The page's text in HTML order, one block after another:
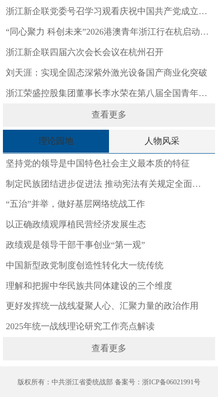
浙江新企联党委号召学习观看庆祝中国共产党成立105周年大会直...
“同心聚力 科创未来”2026港澳青年浙江行在杭启动 浙江新...
浙江新企联四届六次会长会议在杭州召开
刘天涯：实现全固态深紫外激光设备国产商业化突破
浙江荣盛控股集团董事长李水荣在第八届全国青年企业家大会上作主...
查看更多
理论园地 人物风采
坚持党的领导是中国特色社会主义最本质的特征
制定民族团结进步促进法 推动宪法有关规定全面有效实施
“五治”并举，做好基层网络统战工作
以正确政绩观厚植民营经济发展生态
政绩观是领导干部干事创业“第一观”
中国新型政党制度创造性转化大一统传统
理解和把握中华民族共同体建设的三个维度
更好发挥统一战线凝聚人心、汇聚力量的政治作用
2025年统一战线理论研究工作亮点解读
查看更多
版权所有：中共浙江省委统战部 备案号：浙ICP备06021991号